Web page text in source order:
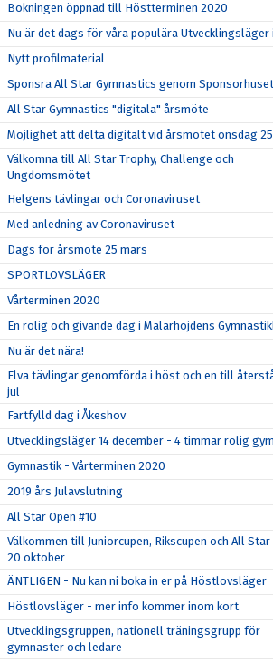
Bokningen öppnad till Höstterminen 2020
Nu är det dags för våra populära Utvecklingsläger
Nytt profilmaterial
Sponsra All Star Gymnastics genom Sponsorhuset
All Star Gymnastics "digitala" årsmöte
Möjlighet att delta digitalt vid årsmötet onsdag
Välkomna till All Star Trophy, Challenge och
Ungdomsmötet
Helgens tävlingar och Coronaviruset
Med anledning av Coronaviruset
Dags för årsmöte 25 mars
SPORTLOVSLÄGER
Vårterminen 2020
En rolig och givande dag i Mälarhöjdens
Nu är det nära!
Elva tävlingar genomförda i höst och en till
jul
Fartfylld dag i Åkeshov
Utvecklingsläger 14 december - 4 timmar rolig
Gymnastik - Vårterminen 2020
2019 års Julavslutning
All Star Open #10
Välkommen till Juniorcupen, Rikscupen och All Star
20 oktober
ÄNTLIGEN - Nu kan ni boka in er på Höstlovsläger
Höstlovsläger - mer info kommer inom kort
Utvecklingsgruppen, nationell träningsgrupp för
gymnaster och ledare